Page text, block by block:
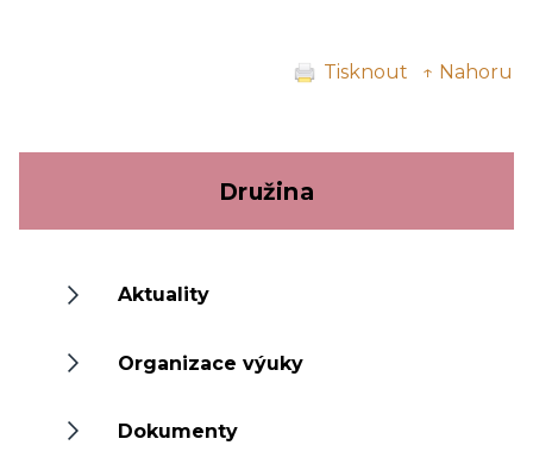
Tisknout ↑ Nahoru
Družina
Aktuality
Organizace výuky
Dokumenty